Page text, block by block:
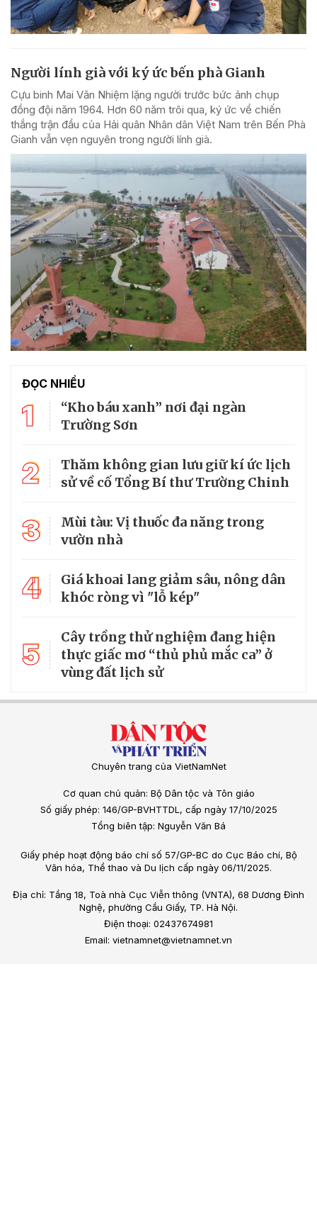
Người lính già với ký ức bến phà Gianh
Cựu binh Mai Văn Nhiệm lặng người trước bức ảnh chụp
đồng đội năm 1964. Hơn 60 năm trôi qua, ký ức về chiến
thắng trận đầu của Hải quân Nhân dân Việt Nam trên Bến Phà
Gianh vẫn vẹn nguyên trong người lính già.
ĐỌC NHIỀU
1
“Kho báu xanh” nơi đại ngàn
Trường Sơn
2
Thăm không gian lưu giữ kí ức lịch
sử về cố Tổng Bí thư Trường Chinh
3
Mùi tàu: Vị thuốc đa năng trong
vườn nhà
4
Giá khoai lang giảm sâu, nông dân
khóc ròng vì "lỗ kép"
5
Cây trồng thử nghiệm đang hiện
thực giấc mơ “thủ phủ mắc ca” ở
vùng đất lịch sử
Chuyên trang của VietNamNet
Cơ quan chủ quản: Bộ Dân tộc và Tôn giáo
Số giấy phép: 146/GP-BVHTTDL, cấp ngày 17/10/2025
Tổng biên tập: Nguyễn Văn Bá
Giấy phép hoạt động báo chí số 57/GP-BC do Cục Báo chí, Bộ
Văn hóa, Thể thao và Du lịch cấp ngày 06/11/2025.
Địa chỉ: Tầng 18, Toà nhà Cục Viễn thông (VNTA), 68 Dương Đình
Nghệ, phường Cầu Giấy, TP. Hà Nội.
Điện thoại: 02437674981
Email: vietnamnet@vietnamnet.vn